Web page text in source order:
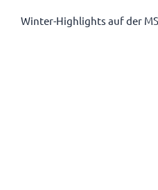
Winter-Highlights auf der